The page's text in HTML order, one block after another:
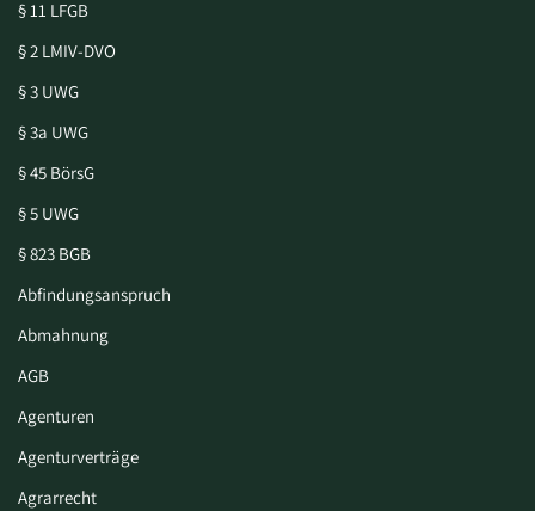
§ 11 LFGB
§ 2 LMIV-DVO
§ 3 UWG
§ 3a UWG
§ 45 BörsG
§ 5 UWG
§ 823 BGB
Abfindungsanspruch
Abmahnung
AGB
Agenturen
Agenturverträge
Agrarrecht